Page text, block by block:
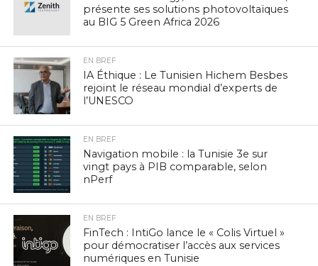
présente ses solutions photovoltaïques
au BIG 5 Green Africa 2026
EN BREF
IA Éthique : Le Tunisien Hichem Besbes
rejoint le réseau mondial d’experts de
l’UNESCO
EN BREF
Navigation mobile : la Tunisie 3e sur
vingt pays à PIB comparable, selon
nPerf
EN BREF
FinTech : IntiGo lance le « Colis Virtuel »
pour démocratiser l’accès aux services
numériques en Tunisie